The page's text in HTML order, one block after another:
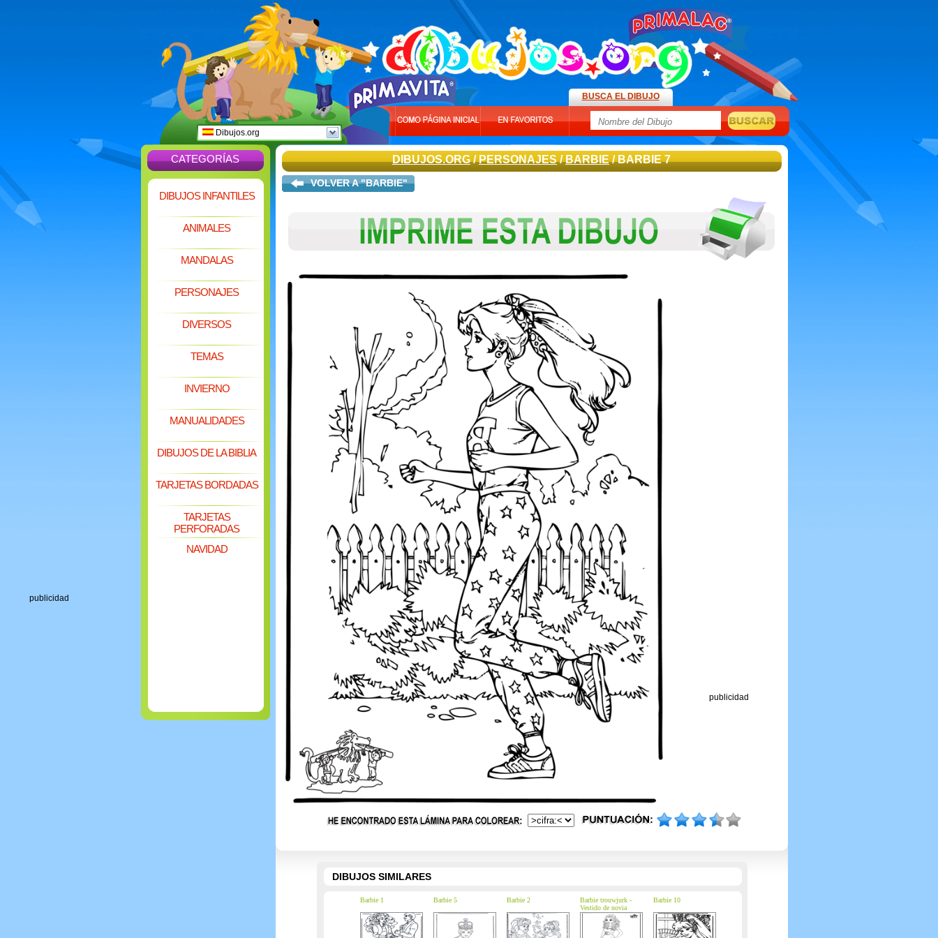
publicidad
Dibujos.org
BUSCA EL DIBUJO
CATEGORÍAS
DIBUJOS INFANTILES
ANIMALES
MANDALAS
PERSONAJES
DIVERSOS
TEMAS
INVIERNO
MANUALIDADES
DIBUJOS DE LA BIBLIA
TARJETAS BORDADAS
TARJETAS
PERFORADAS
NAVIDAD
DIBUJOS.ORG/PERSONAJES/BARBIE/ BARBIE 7
VOLVER A "BARBIE"
publicidad
DIBUJOS SIMILARES
Barbie 1 Barbie 5 Barbie 2
Barbie trouwjurk -
Vestido de novia
Barbie 10